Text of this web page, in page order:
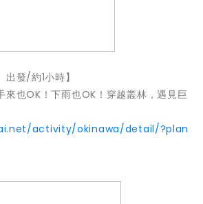
出發/約1小時】
來也OK！下雨也OK！穿越叢林，遇見巨
activity/okinawa/detail/?plan